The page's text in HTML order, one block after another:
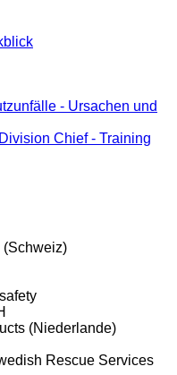
- Ursachen und
Chief - Training
(Schweiz)
(Niederlande)
Rescue Services